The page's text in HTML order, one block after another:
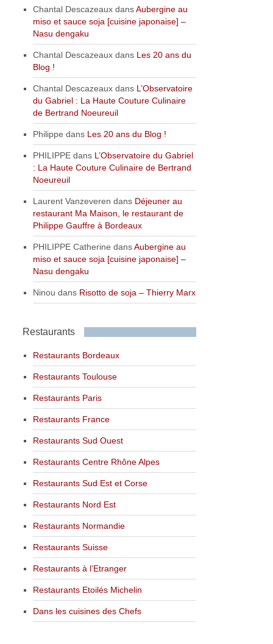
Chantal Descazeaux dansAubergine au
miso et sauce soja [cuisine japonaise] –
Nasu dengaku
Chantal Descazeaux dans Les 20 ans du
Blog !
Chantal Descazeaux dans L’Observatoire
du Gabriel : La Haute Couture Culinaire
de Bertrand Noeureuil
Philippe dans Les 20 ans du Blog !
PHILIPPE dans L’Observatoire du Gabriel
: La Haute Couture Culinaire de Bertrand
Noeureuil
Laurent Vanzeveren dans Déjeuner au
restaurant Ma Maison, le restaurant de
Philippe Gauffre à Bordeaux
PHILIPPE Catherine dansAubergine au
miso et sauce soja [cuisine japonaise] –
Nasu dengaku
Ninou dans Risotto de soja – Thierry Marx
Restaurants
Restaurants Bordeaux
Restaurants Toulouse
Restaurants Paris
Restaurants France
Restaurants Sud Ouest
Restaurants Centre Rhône Alpes
Restaurants Sud Est et Corse
Restaurants Nord Est
Restaurants Normandie
Restaurants Suisse
Restaurants à l’Etranger
Restaurants Etoilés Michelin
Dans les cuisines des Chefs